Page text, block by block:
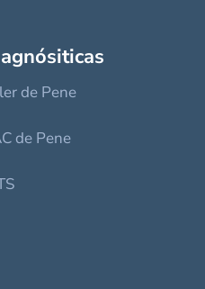
de Pene
de Pene